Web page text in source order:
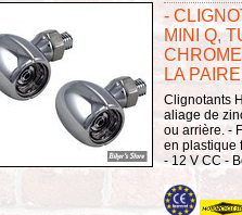
-
MINI Q,
LA
Clignotants
aliage de
ou arrière. -
en plastique
- 12 V CC -